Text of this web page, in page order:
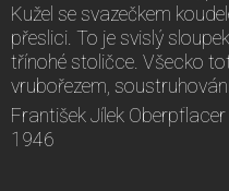
Kužel se svazečkem
přeslici. To je svislý
třínohé stoličce. Všecko
vrubořezem,
František Jílek
1946